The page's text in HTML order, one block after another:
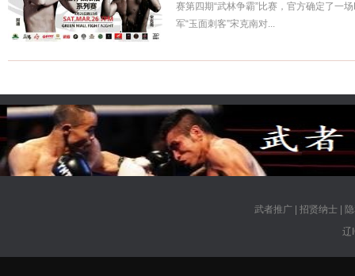
赛第四期“武林争霸”比赛，官方确定了一
军“玉面刺客”宋克南对...
武者推广| 招贤纳士|
辽